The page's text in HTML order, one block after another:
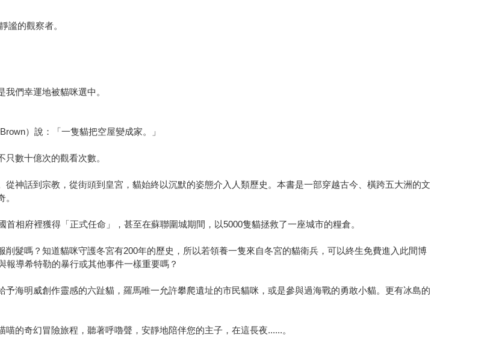
謐的觀察者。
們幸運地被貓咪選中。
）說：「一隻貓把空屋變成家。」
數十億次的觀看次數。
神話到宗教，從街頭到皇宮，貓始終以沉默的姿態介入人類歷史。本書是一部穿越古今、橫跨五大洲的文
相府裡獲得「正式任命」，甚至在蘇聯圍城期間，以5000隻貓拯救了一座城市的糧倉。
髮嗎？知道貓咪守護冬宮有200年的歷史，所以若領養一隻來自冬宮的貓衛兵，可以終生免費進入此間博
導希特勒的暴行或其他事件一樣重要嗎？
海明威創作靈感的六趾貓，羅馬唯一允許攀爬遺址的市民貓咪，或是參與過海戰的勇敢小貓。更有冰島的
的奇幻冒險旅程，聽著呼嚕聲，安靜地陪伴您的主子，在這長夜......。